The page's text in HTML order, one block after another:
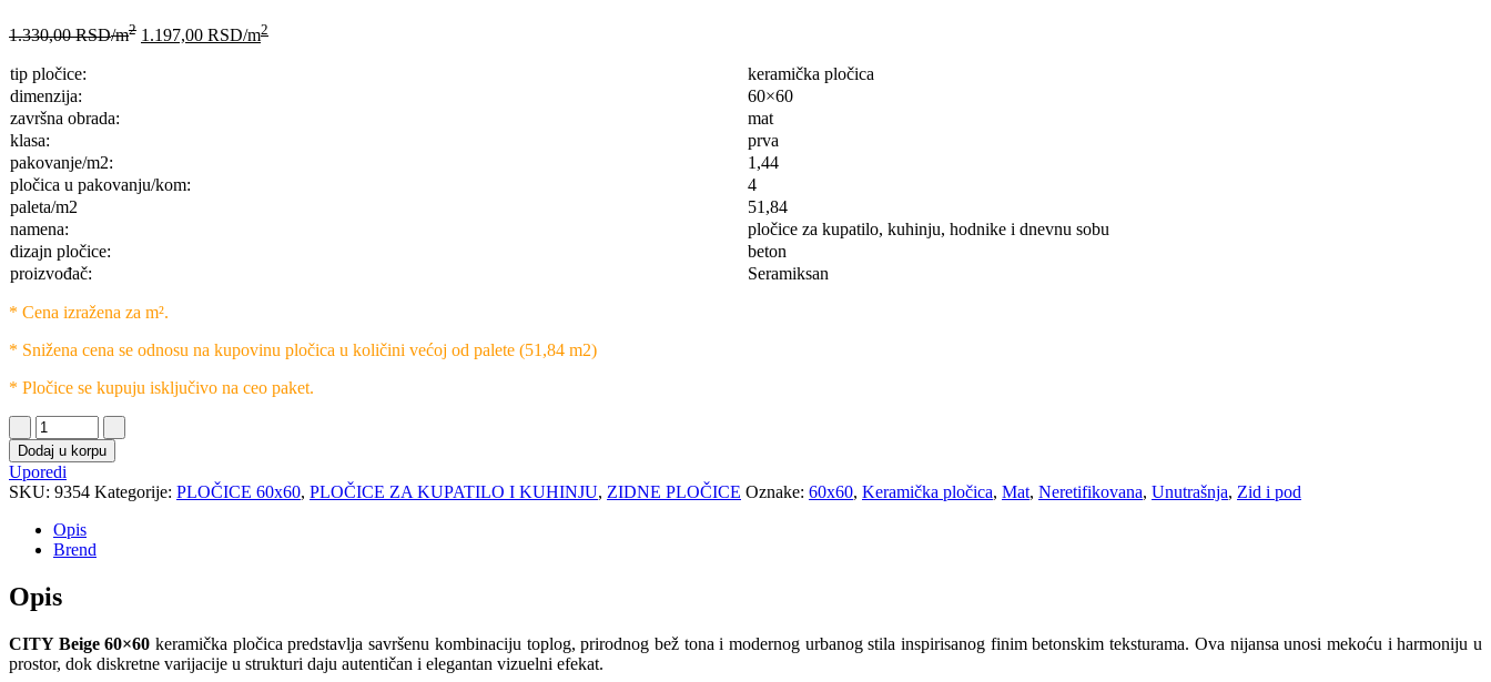
1.330,00RSD/m2 1.197,00 RSD/m2
tip pločice:
keramička pločica
dimenzija:
60×60
završna obrada:
mat
klasa:
prva
pakovanje/m2:
1,44
pločica u pakovanju/kom:
4
paleta/m2
51,84
namena:
pločice za kupatilo, kuhinju, hodnike i dnevnu sobu
dizajn pločice:
beton
proizvođač:
Seramiksan
* Cena izražena za m².
* Snižena cena se odnosu na kupovinu pločica u količini većoj od palete (51,84 m2)
* Pločice se kupuju isključivo na ceo paket.
Dodaj u korpu
Uporedi
SKU: 9354 Kategorije: PLOČICE 60x60, PLOČICE ZA KUPATILO I KUHINJU, ZIDNE PLOČICE Oznake: 60x60, Keramička pločica, Mat, Neretifikovana, Unutrašnja, Zid i pod
Opis
Brend
Opis
CITY Beige 60×60 keramička pločica predstavlja savršenu kombinaciju toplog, prirodnog bež tona i modernog urbanog stila inspirisanog finim betonskim teksturama. Ova nijansa unosi mekoću i harmoniju u
prostor, dok diskretne varijacije u strukturi daju autentičan i elegantan vizuelni efekat.